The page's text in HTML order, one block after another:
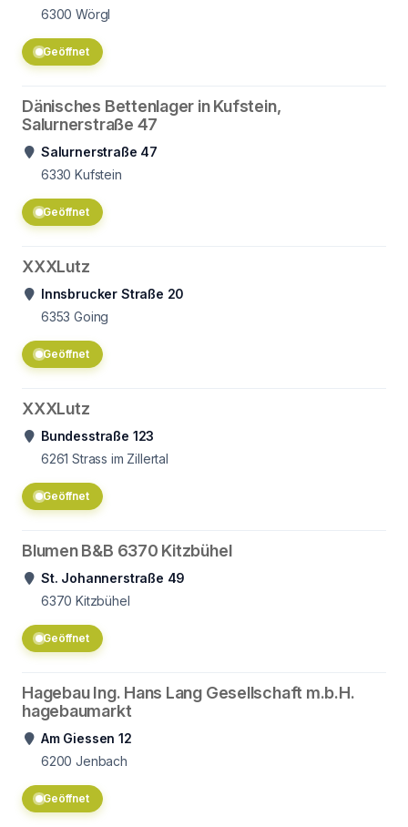
6300 Wörgl
Geöffnet
Dänisches Bettenlager in Kufstein,
Salurnerstraße 47
Salurnerstraße 47
6330 Kufstein
Geöffnet
XXXLutz
Innsbrucker Straße 20
6353 Going
Geöffnet
XXXLutz
Bundesstraße 123
6261 Strass im Zillertal
Geöffnet
Blumen B&B 6370 Kitzbühel
St. Johannerstraße 49
6370 Kitzbühel
Geöffnet
Hagebau Ing. Hans Lang Gesellschaft m.b.H.
hagebaumarkt
Am Giessen 12
6200 Jenbach
Geöffnet